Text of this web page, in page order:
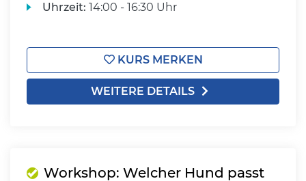
Uhrzeit: 14:00 - 16:30 Uhr
KURS MERKEN
WEITERE DETAILS
Workshop: Welcher Hund passt